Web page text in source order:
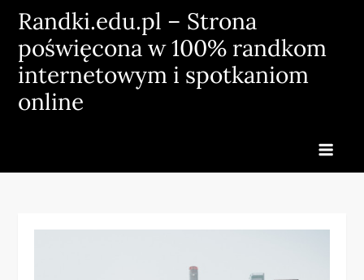
Skip
content
Randki.edu.pl – Strona
poświęcona w 100% randkom
internetowym i spotkaniom
online